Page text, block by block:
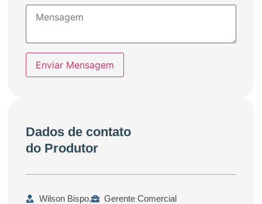
Enviar Mensagem
Dados de contato
do Produtor
Wilson Bispo, Gerente Comercial